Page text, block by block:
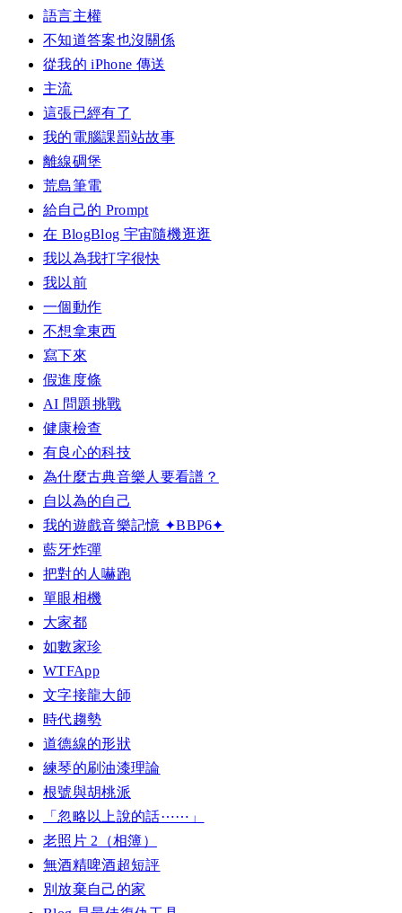
語言主權
不知道答案也沒關係
從我的 iPhone 傳送
主流
這張已經有了
我的電腦課罰站故事
離線碉堡
荒島筆電
給自己的 Prompt
在 BlogBlog 宇宙隨機逛逛
我以為我打字很快
我以前
一個動作
不想拿東西
寫下來
假進度條
AI 問題挑戰
健康檢查
有良心的科技
為什麼古典音樂人要看譜？
自以為的自己
我的遊戲音樂記憶 ✦BBP6✦
藍牙炸彈
把對的人嚇跑
單眼相機
大家都
如數家珍
WTFApp
文字接龍大師
時代趨勢
道德線的形狀
練琴的刷油漆理論
根號與胡桃派
「忽略以上說的話⋯⋯」
老照片 2（相簿）
無酒精啤酒超短評
別放棄自己的家